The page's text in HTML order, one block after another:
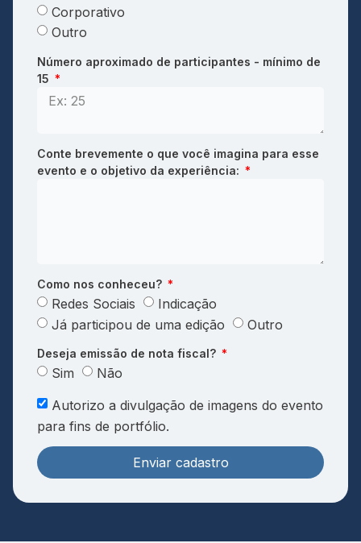
Corporativo
Outro
Número aproximado de participantes - mínimo de
15
Conte brevemente o que você imagina para esse
evento e o objetivo da experiência:
Como nos conheceu?
Redes Sociais
Indicação
Já participou de uma edição
Outro
Deseja emissão de nota fiscal?
Sim
Não
Autorizo a divulgação de imagens do evento
para fins de portfólio.
Enviar cadastro